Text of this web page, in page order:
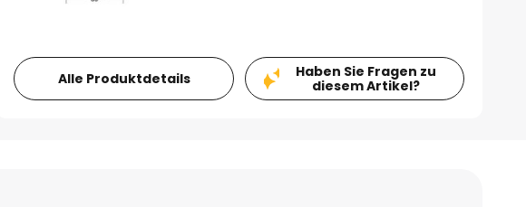
Alle Produktdetails
Haben Sie Fragen zu
diesem Artikel?